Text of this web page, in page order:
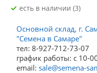
Есть в наличии (3)
Основной склад, г.
"Семена в Самаре"
тел: 8-927-712-73-07
график работы: с 10-
email: sale@semena-